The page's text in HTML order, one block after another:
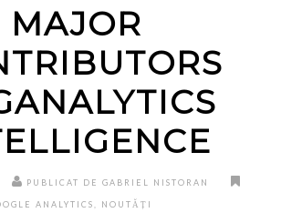
MAJOR
PUBLICAT DE GABRIEL NISTORAN
ANALYTICS NOUTĂȚI